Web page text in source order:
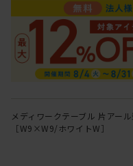
メディワークテーブル 片アー
［W9×W9/ホワイトW］